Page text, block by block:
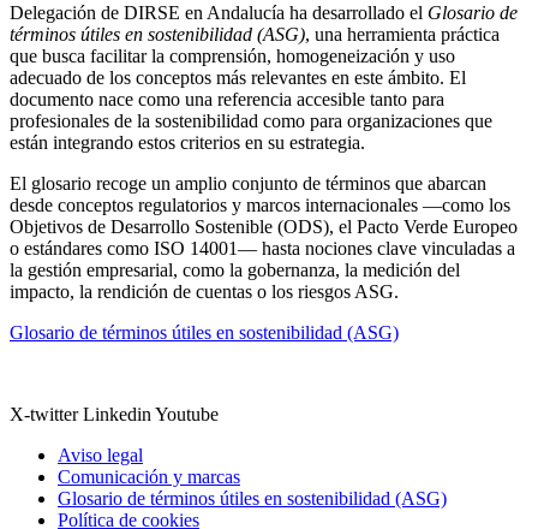
Delegación de DIRSE en Andalucía ha desarrollado el Glosario de
términos útiles en sostenibilidad (ASG), una herramienta práctica
que busca facilitar la comprensión, homogeneización y uso
adecuado de los conceptos más relevantes en este ámbito. El
documento nace como una referencia accesible tanto para
profesionales de la sostenibilidad como para organizaciones que
están integrando estos criterios en su estrategia.
El glosario recoge un amplio conjunto de términos que abarcan
desde conceptos regulatorios y marcos internacionales —como los
Objetivos de Desarrollo Sostenible (ODS), el Pacto Verde Europeo
o estándares como ISO 14001— hasta nociones clave vinculadas a
la gestión empresarial, como la gobernanza, la medición del
impacto, la rendición de cuentas o los riesgos ASG.
Glosario de términos útiles en sostenibilidad (ASG)
X-twitter Linkedin Youtube
Aviso legal
Comunicación y marcas
Glosario de términos útiles en sostenibilidad (ASG)
Política de cookies